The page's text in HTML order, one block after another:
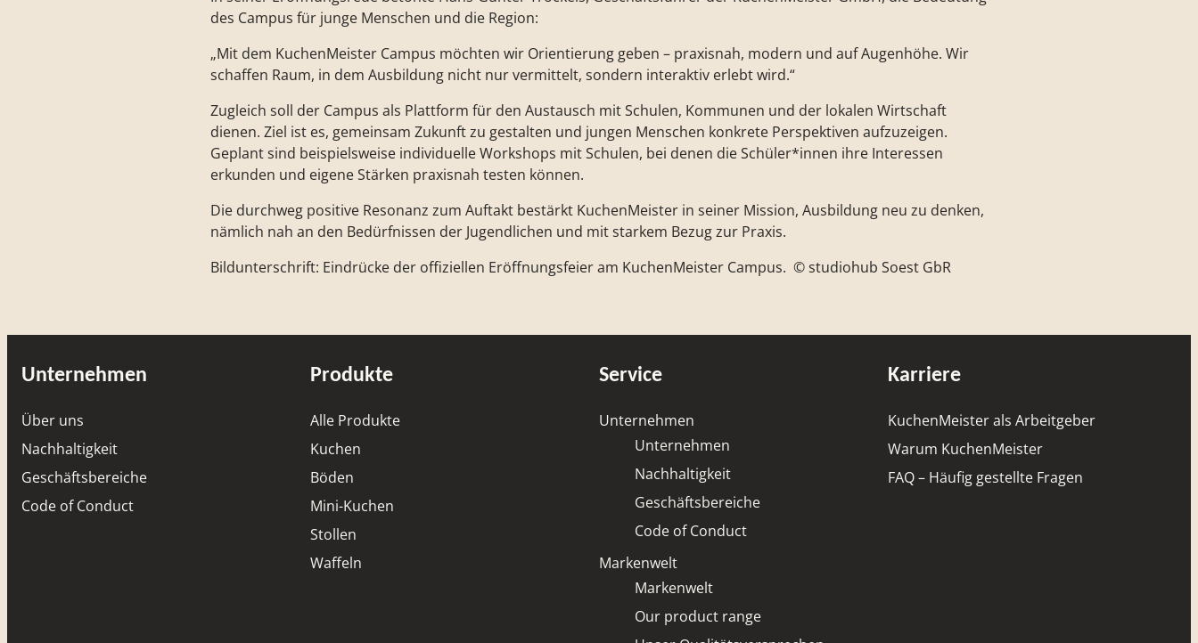
des Campus für junge Menschen und die Region:
„Mit dem KuchenMeister Campus möchten wir Orientierung geben – praxisnah, modern und auf Augenhöhe. Wir
schaffen Raum, in dem Ausbildung nicht nur vermittelt, sondern interaktiv erlebt wird.“
Zugleich soll der Campus als Plattform für den Austausch mit Schulen, Kommunen und der lokalen Wirtschaft
dienen. Ziel ist es, gemeinsam Zukunft zu gestalten und jungen Menschen konkrete Perspektiven aufzuzeigen.
Geplant sind beispielsweise individuelle Workshops mit Schulen, bei denen die Schüler*innen ihre Interessen
erkunden und eigene Stärken praxisnah testen können.
Die durchweg positive Resonanz zum Auftakt bestärkt KuchenMeister in seiner Mission, Ausbildung neu zu denken,
nämlich nah an den Bedürfnissen der Jugendlichen und mit starkem Bezug zur Praxis.
Bildunterschrift: Eindrücke der offiziellen Eröffnungsfeier am KuchenMeister Campus. © studiohub Soest GbR
Unternehmen
Über uns
Nachhaltigkeit
Geschäftsbereiche
Code of Conduct
Produkte
Alle Produkte
Kuchen
Böden
Mini-Kuchen
Stollen
Waffeln
Service
Unternehmen
Unternehmen
Nachhaltigkeit
Geschäftsbereiche
Code of Conduct
Markenwelt
Markenwelt
Our product range
Karriere
KuchenMeister als Arbeitgeber
Warum KuchenMeister
FAQ – Häufig gestellte Fragen